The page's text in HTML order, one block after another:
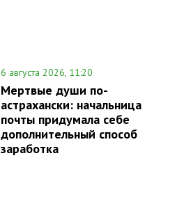
6 августа 2026, 11:20
Мертвые души по-
астрахански: начальница
почты придумала себе
дополнительный способ
заработка